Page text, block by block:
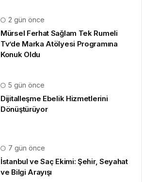
2 gün önce
Mürsel Ferhat Sağlam Tek Rumeli
Tv’de Marka Atölyesi Programına
Konuk Oldu
5 gün önce
Dijitalleşme Ebelik Hizmetlerini
Dönüştürüyor
7 gün önce
İstanbul ve Saç Ekimi: Şehir, Seyahat
ve Bilgi Arayışı